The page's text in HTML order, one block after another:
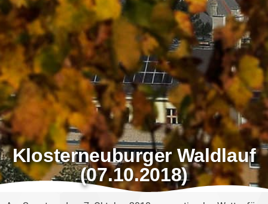
Klosterneuburger Waldlauf
(07.10.2018)